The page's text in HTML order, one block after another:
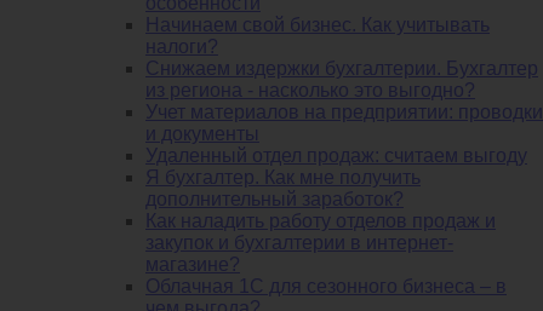
Начинаем свой бизнес. Как учитывать
налоги?
Снижаем издержки бухгалтерии. Бухгалтер
из региона - насколько это выгодно?
Учет материалов на предприятии: проводки
и документы
Удаленный отдел продаж: считаем выгоду
Я бухгалтер. Как мне получить
дополнительный заработок?
Как наладить работу отделов продаж и
закупок и бухгалтерии в интернет-
магазине?
Облачная 1С для сезонного бизнеса – в